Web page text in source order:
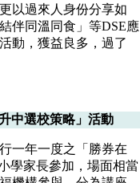
以過來人身份分享如
伴同溫同食」等DSE應
動，獲益良多，過了
中選校策略」活動
一年一度之「勝券在
學家長參加，場面相當